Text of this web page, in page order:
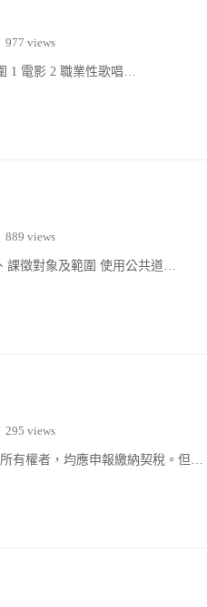
977 views
1 電影 2 職業性歌唱…
889 views
課徵對象及範圍 使用公共道…
295 views
有權者，均應申報繳納契稅。但…